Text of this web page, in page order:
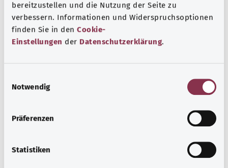
bereitzustellen und die Nutzung der Seite zu
verbessern. Informationen und Widerspruchsoptionen
finden Sie in den Cookie-
Einstellungen der Datenschutzerklärung.
Notwendig
Präferenzen
Statistiken
Перекрытие плацентой маточного зева может
привести к преждевременным родам. В этом случае
ребенок рождается до завершения полной 37-й недели
беременности. Преждевременные роды также могут
Дополнительные обозначения
Указание